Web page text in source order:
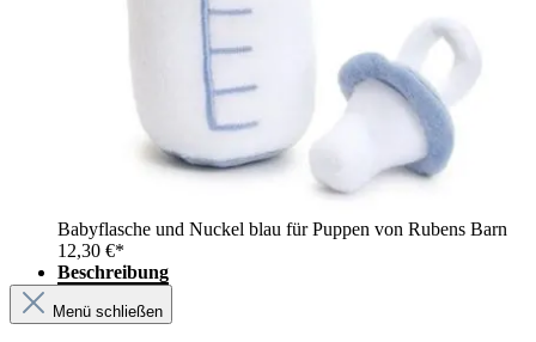
Babyflasche und Nuckel blau für Puppen von Rubens Barn
12,30 €*
Beschreibung
Menü schließen